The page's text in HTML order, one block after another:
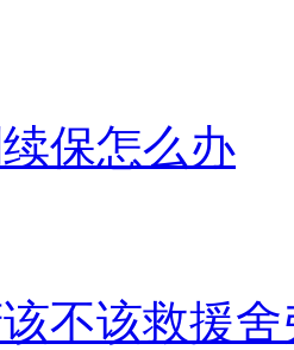
保怎么办
不该救援舍